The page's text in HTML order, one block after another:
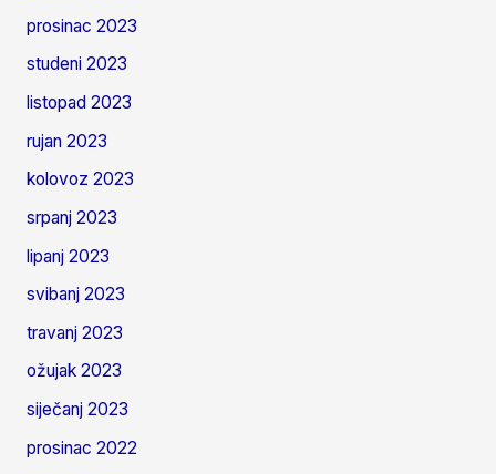
prosinac 2023
studeni 2023
listopad 2023
rujan 2023
kolovoz 2023
srpanj 2023
lipanj 2023
svibanj 2023
travanj 2023
ožujak 2023
siječanj 2023
prosinac 2022